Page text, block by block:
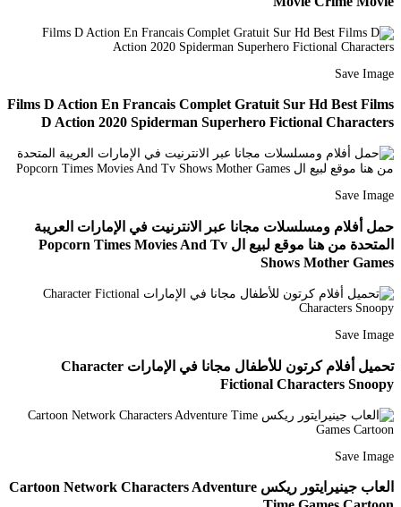
Save Image
Films D Action En Francais Complet Gratuit Sur Hd Best Films
D Action 2020 Spiderman Superhero Fictional Characters
Save Image
حمل أفلام ومسلسلات مجانا عبر الانترنيت في الإمارات العريبة
المتحدة من هنا موقع لبيع ال Popcorn Times Movies And Tv
Shows Mother Games
Save Image
تحميل أفلام كرتون للأطفال مجانا في الإمارات Character
Fictional Characters Snoopy
Save Image
العاب جينيرايتور ريكس Cartoon Network Characters Adventure